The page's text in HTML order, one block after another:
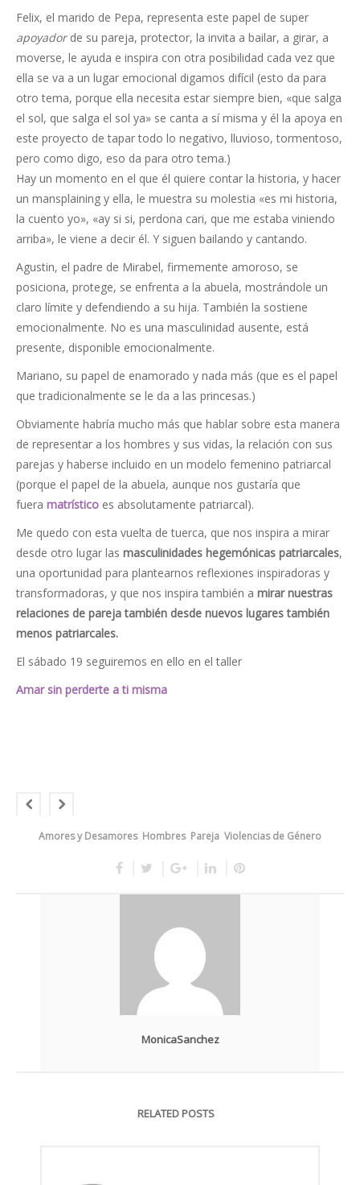
Felix, el marido de Pepa, representa este papel de super
apoyadorde su pareja, protector, la invita a bailar, a girar, a
moverse, le ayuda e inspira con otra posibilidad cada vez que
ella se va a un lugar emocional digamos difícil (esto da para
otro tema, porque ella necesita estar siempre bien, «que salga
el sol, que salga el sol ya» se canta a sí misma y él la apoya en
este proyecto de tapar todo lo negativo, lluvioso, tormentoso,
pero como digo, eso da para otro tema.)
Hay un momento en el que él quiere contar la historia, y hacer
un mansplaining y ella, le muestra su molestia «es mi historia,
la cuento yo», «ay si si, perdona cari, que me estaba viniendo
arriba», le viene a decir él. Y siguen bailando y cantando.
Agustin, el padre de Mirabel, firmemente amoroso, se
posiciona, protege, se enfrenta a la abuela, mostrándole un
claro límite y defendiendo a su hija. También la sostiene
emocionalmente. No es una masculinidad ausente, está
presente, disponible emocionalmente.
Mariano, su papel de enamorado y nada más (que es el papel
que tradicionalmente se le da a las princesas.)
Obviamente habría mucho más que hablar sobre esta manera
de representar a los hombres y sus vidas, la relación con sus
parejas y haberse incluido en un modelo femenino patriarcal
(porque el papel de la abuela, aunque nos gustaría que
fuera matrístico es absolutamente patriarcal).
Me quedo con esta vuelta de tuerca, que nos inspira a mirar
desde otro lugar las masculinidades hegemónicas patriarcales,
una oportunidad para plantearnos reflexiones inspiradoras y
transformadoras, y que nos inspira también a mirar nuestras
relaciones de pareja también desde nuevos lugares también
menos patriarcales.
El sábado 19 seguiremos en ello en el taller
Amar sin perderte a ti misma
Amores y Desamores Hombres Pareja Violencias de Género
MonicaSanchez
RELATED POSTS